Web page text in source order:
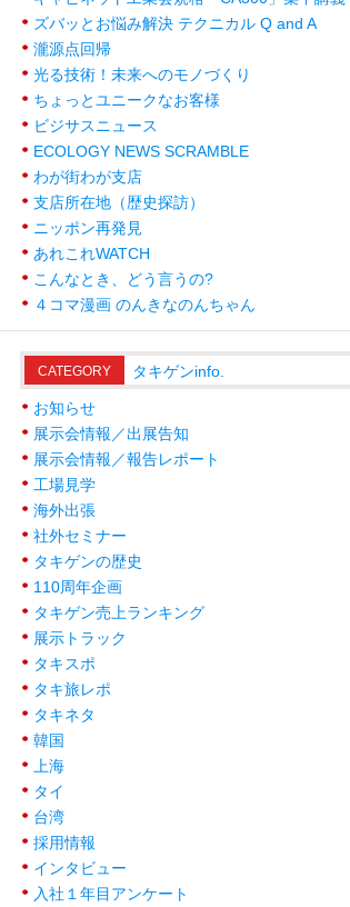
ズバッとお悩み解決 テクニカル Q and A
瀧源点回帰
光る技術！未来へのモノづくり
ちょっとユニークなお客様
ビジサスニュース
ECOLOGY NEWS SCRAMBLE
わが街わが支店
支店所在地（歴史探訪）
ニッポン再発見
あれこれWATCH
こんなとき、どう言うの?
４コマ漫画 のんきなのんちゃん
CATEGORY タキゲンinfo.
お知らせ
展示会情報／出展告知
展示会情報／報告レポート
工場見学
海外出張
社外セミナー
タキゲンの歴史
110周年企画
タキゲン売上ランキング
展示トラック
タキスポ
タキ旅レポ
タキネタ
韓国
上海
タイ
台湾
採用情報
インタビュー
入社１年目アンケート